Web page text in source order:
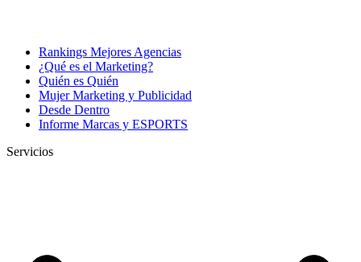
Rankings Mejores Agencias
¿Qué es el Marketing?
Quién es Quién
Mujer Marketing y Publicidad
Desde Dentro
Informe Marcas y ESPORTS
Servicios